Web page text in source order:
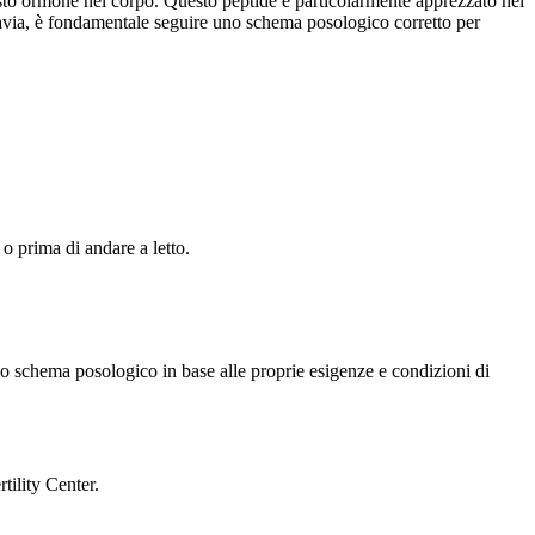
è fondamentale seguire uno schema posologico corretto per
prima di andare a letto.
posologico in base alle proprie esigenze e condizioni di
Center.